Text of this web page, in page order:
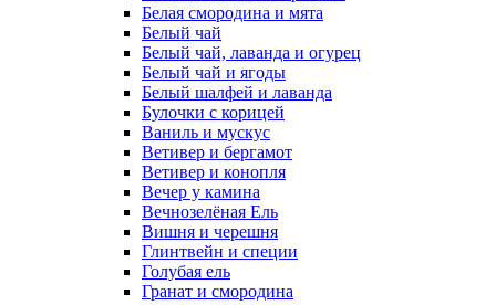
Белая смородина и мята
Белый чай
Белый чай, лаванда и огурец
Белый чай и ягоды
Белый шалфей и лаванда
Булочки с корицей
Ваниль и мускус
Ветивер и бергамот
Ветивер и конопля
Вечер у камина
Вечнозелёная Ель
Вишня и черешня
Глинтвейн и специи
Голубая ель
Гранат и смородина